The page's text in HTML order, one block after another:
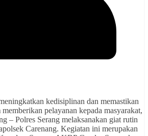
kedisiplinan dan memastikan
pelayanan kepada masyarakat,
– Polres Serang melaksanakan giat rutin
Carenang. Kegiatan ini merupakan